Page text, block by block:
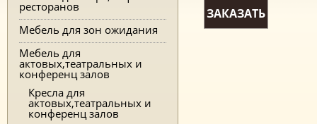
ресторанов
Мебель для зон ожидания
Мебель для
актовых,театральных и
конференц залов
Кресла для
актовых,театральных и
конференц залов
ЗАКАЗАТЬ